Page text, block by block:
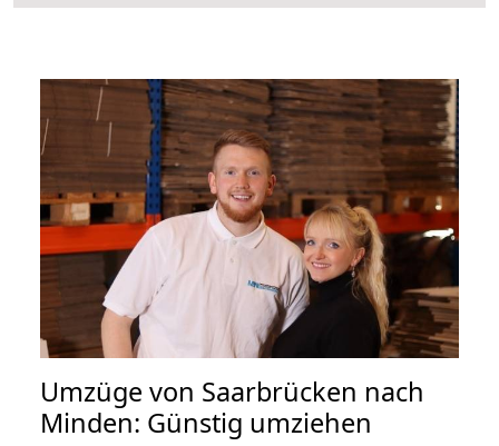
Umzüge von Saarbrücken nach
Minden: Günstig umziehen